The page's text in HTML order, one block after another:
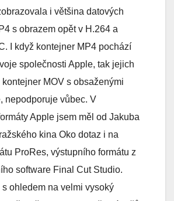
i většina datových
s obrazem opět v H.264 a
I když kontejner MP4 pochází
společnosti Apple, tak jejich
kontejner MOV s obsaženými
nepodporuje vůbec. V
Apple jsem měl od Jakuba
kina Oko dotaz i na
ProRes, výstupního formátu z
software Final Cut Studio.
s ohledem na velmi vysoký